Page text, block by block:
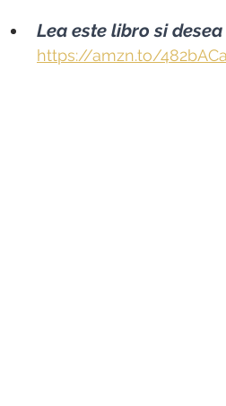
Lea este libro si
https://amzn.to/482bACa